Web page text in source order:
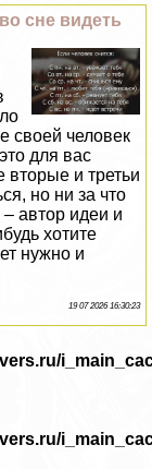
сне видеть
своей человек
для вас
вторые и третьи
но ни за что
автор идеи и
хотите
нужно и
19 07 2026 16:30:23